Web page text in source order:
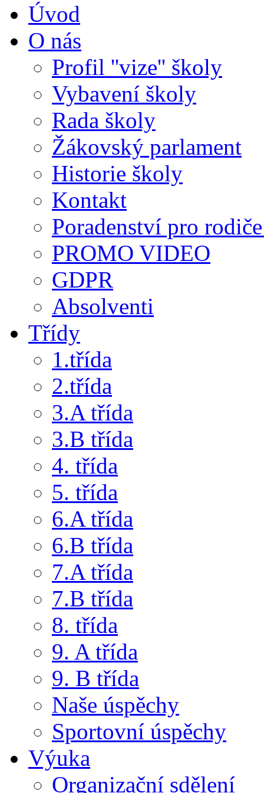
Úvod
O nás
Profil ''vize'' školy
Vybavení školy
Rada školy
Žákovský parlament
Historie školy
Kontakt
Poradenství pro
PROMO VIDEO
GDPR
Absolventi
Třídy
1.třída
2.třída
3.A třída
3.B třída
4. třída
5. třída
6.A třída
6.B třída
7.A třída
7.B třída
8. třída
9. A třída
9. B třída
Naše úspěchy
Sportovní úspěchy
Výuka
Organizační sdělení